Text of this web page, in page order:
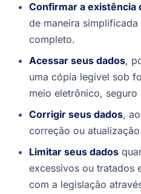
Confirmar a existência
de maneira
completo.
Acessar seus dados,
uma cópia legível sob
meio eletrônico, seguro
Corrigir seus dados,
correção ou
Limitar seus dados
excessivos ou tratados
com a legislação